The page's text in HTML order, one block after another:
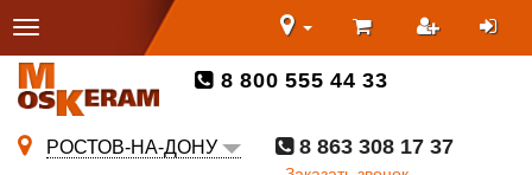
8 800 555 44 33
РОСТОВ-НА-ДОНУ
8 863 308 17 37